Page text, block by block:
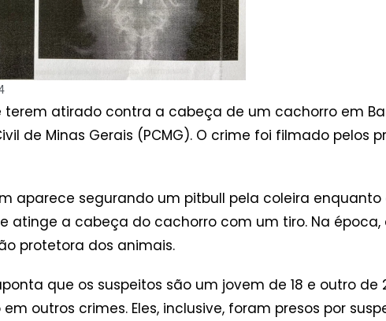
terem atirado contra a cabeça de um cachorro em
de Minas Gerais (PCMG). O crime foi filmado pelos
aparece segurando um pitbull pela coleira enquanto
atinge a cabeça do cachorro com um tiro. Na
protetora dos animais.
que os suspeitos são um jovem de 18 e outro
outros crimes. Eles, inclusive, foram presos por